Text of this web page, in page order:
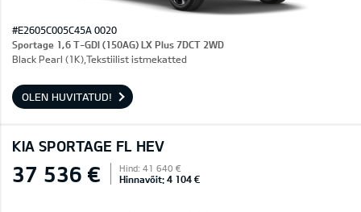
#E2605C005C45A 0020
Sportage 1,6 T-GDI (150AG) LX Plus 7DCT 2WD
Black Pearl (1K),Tekstiilist istmekatted
OLEN HUVITATUD!
KIA SPORTAGE FL HEV
37 536 € Hind: 41 640 €
Hinnavõit: 4 104 €